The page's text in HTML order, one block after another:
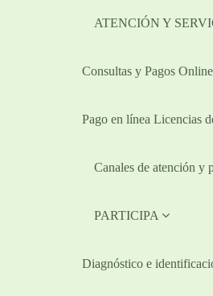
ATENCIÓN Y
Consultas y Pagos Online
Pago en línea Licencias
Canales de atención y
PARTICIPA
Diagnóstico e